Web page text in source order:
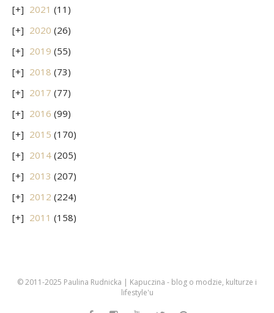
2021 (11)
2020 (26)
2019 (55)
2018 (73)
2017 (77)
2016 (99)
2015 (170)
2014 (205)
2013 (207)
2012 (224)
2011 (158)
© 2011-2025 Paulina Rudnicka | Kapuczina - blog o modzie, kulturze i
lifestyle'u